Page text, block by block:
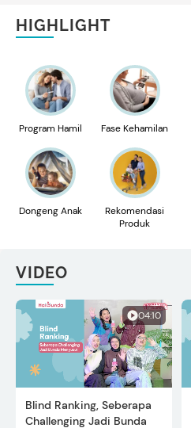
HIGHLIGHT
Program Hamil Fase Kehamilan
Dongeng Anak
Rekomendasi
Produk
VIDEO
04:10
Blind Ranking, Seberapa
Challenging Jadi Bunda